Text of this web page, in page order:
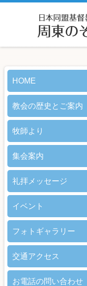
HOME
教会の歴史とご案内
牧師より
集会案内
礼拝メッセージ
イベント
フォトギャラリー
交通アクセス
お電話の問い合わせ